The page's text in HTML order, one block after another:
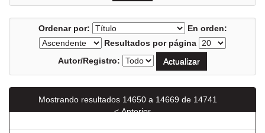
Ordenar por:
En orden:
Resultados por página
Autor/Registro:
Mostrando resultados 14650 a 14669 de 14741
< Anterior